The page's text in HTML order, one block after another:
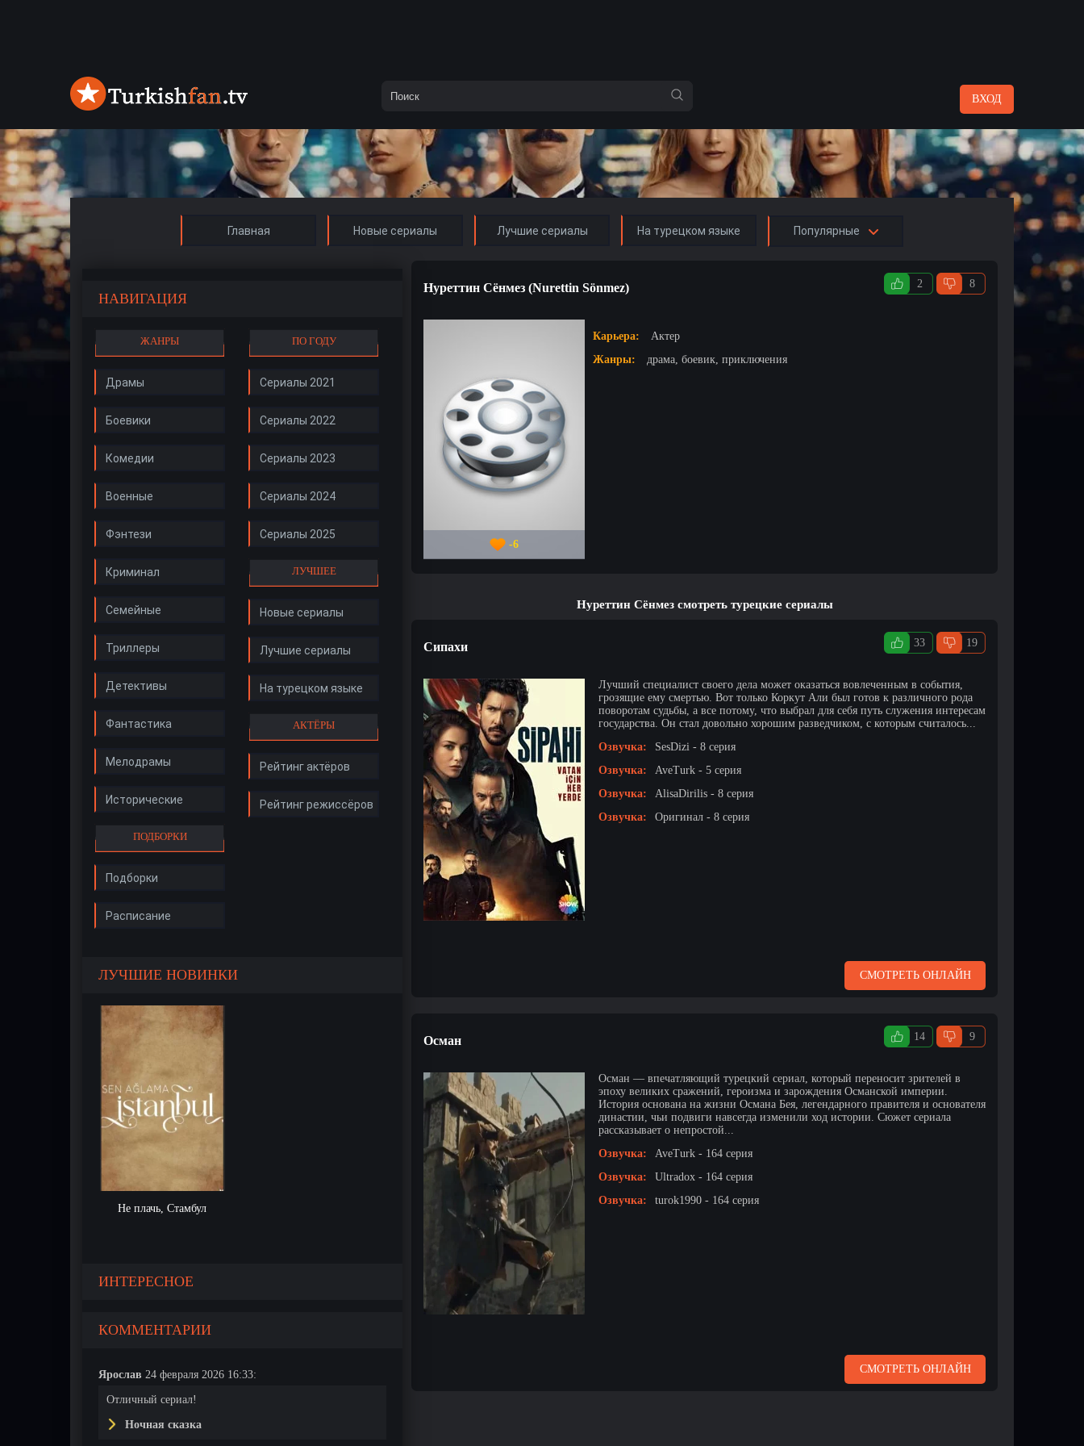
ВХОД
Главная Новые сериалы Лучшие сериалы На турецком языке Популярные
НАВИГАЦИЯ
ЖАНРЫ
Драмы
Боевики
Комедии
Военные
Фэнтези
Криминал
Семейные
Триллеры
Детективы
Фантастика
Мелодрамы
Исторические
ПОДБОРКИ
Подборки
Расписание
ПО ГОДУ
Сериалы 2021
Сериалы 2022
Сериалы 2023
Сериалы 2024
Сериалы 2025
ЛУЧШЕЕ
Новые сериалы
Лучшие сериалы
На турецком языке
АКТЁРЫ
Рейтинг актёров
Рейтинг режиссёров
ЛУЧШИЕ НОВИНКИ
Не плачь, Стамбул
ИНТЕРЕСНОЕ
КОММЕНТАРИИ
Ярослав 24 февраля 2026 16:33:
Отличный сериал!
Ночная сказка
Нуреттин Сёнмез (Nurettin Sönmez) 2 8
-6
Карьера:
Актер
Жанры:
драма, боевик, приключения
Нуреттин Сёнмез смотреть турецкие сериалы
Сипахи 33 19
Лучший специалист своего дела может оказаться вовлеченным в события,
грозящие ему смертью. Вот только Коркут Али был готов к различного рода
поворотам судьбы, а все потому, что выбрал для себя путь служения интересам
государства. Он стал довольно хорошим разведчиком, с которым считалось...
Озвучка:
SesDizi - 8 серия
Озвучка:
AveTurk - 5 серия
Озвучка:
AlisaDirilis - 8 серия
Озвучка:
Оригинал - 8 серия
СМОТРЕТЬ ОНЛАЙН
Осман 14 9
Осман — впечатляющий турецкий сериал, который переносит зрителей в
эпоху великих сражений, героизма и зарождения Османской империи.
История основана на жизни Османа Бея, легендарного правителя и основателя
династии, чьи подвиги навсегда изменили ход истории. Сюжет сериала
рассказывает о непростой...
Озвучка:
AveTurk - 164 серия
Озвучка:
Ultradox - 164 серия
Озвучка:
turok1990 - 164 серия
СМОТРЕТЬ ОНЛАЙН